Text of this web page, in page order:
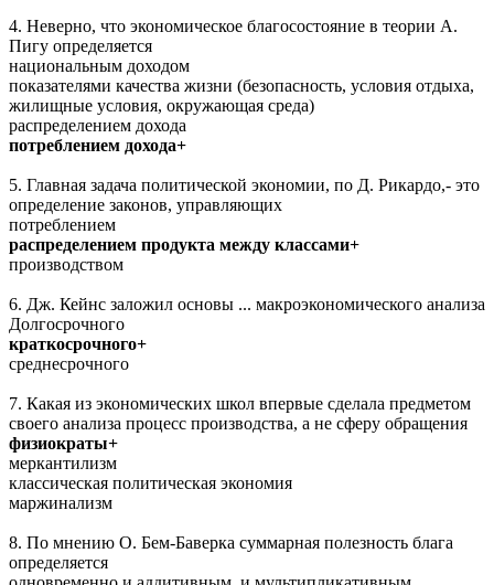
4. Неверно, что экономическое благосостояние в теории А.
Пигу определяется
национальным доходом
показателями качества жизни (безопасность, условия отдыха,
жилищные условия, окружающая среда)
распределением дохода
потреблением дохода+
5. Главная задача политической экономии, по Д. Рикардо,- это
определение законов, управляющих
потреблением
распределением продукта между классами+
производством
6. Дж. Кейнс заложил основы ... макроэкономического анализа
Долгосрочного
краткосрочного+
среднесрочного
7. Какая из экономических школ впервые сделала предметом
своего анализа процесс производства, а не сферу обращения
физиократы+
меркантилизм
классическая политическая экономия
маржинализм
8. По мнению О. Бем-Баверка суммарная полезность блага
определяется